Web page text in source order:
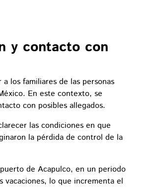
y contacto con
los familiares de las personas
En este contexto, se
con posibles allegados.
las condiciones en que
la pérdida de control de la
de Acapulco, en un periodo
vacaciones, lo que incrementa el